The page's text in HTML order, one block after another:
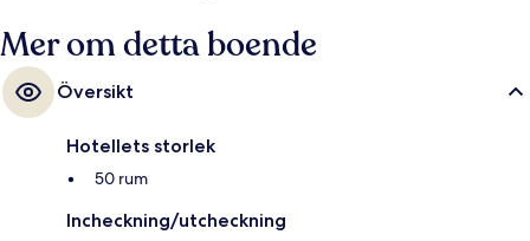
Mer om detta boende
Översikt
Hotellets storlek
50 rum
Incheckning/utcheckning